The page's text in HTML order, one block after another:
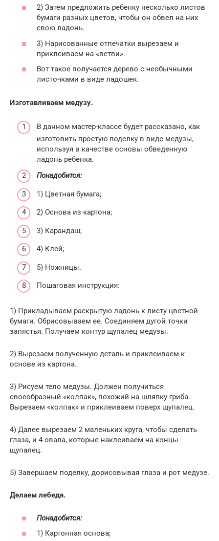
2) Затем предложить ребенку несколько листов
бумаги разных цветов, чтобы он обвел на них
свою ладонь.
3) Нарисованные отпечатки вырезаем и
приклеиваем на «ветви».
Вот такое получается дерево с необычными
листочками в виде ладошек.
Изготавливаем медузу.
В данном мастер-классе будет рассказано, как
изготовить простую поделку в виде медузы,
используя в качестве основы обведенную
ладонь ребенка.
Понадобится:
1) Цветная бумага;
2) Основа из картона;
3) Карандаш;
4) Клей;
5) Ножницы.
Пошаговая инструкция:
1) Прикладываем раскрытую ладонь к листу цветной
бумаги. Обрисовываем ее. Соединяем дугой точки
запястья. Получаем контур щупалец медузы.
2) Вырезаем полученную деталь и приклеиваем к
основе из картона.
3) Рисуем тело медузы. Должен получиться
своеобразный «колпак», похожий на шляпку гриба.
Вырезаем «колпак» и приклеиваем поверх щупалец.
4) Далее вырезаем 2 маленьких круга, чтобы сделать
глаза, и 4 овала, которые наклеиваем на концы
щупалец.
5) Завершаем поделку, дорисовывая глаза и рот медузе.
Делаем лебедя.
Понадобится:
1) Картонная основа;